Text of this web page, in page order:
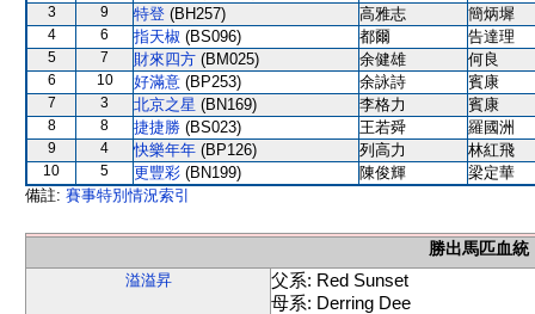
3 9 特登 (BH257) 高雅志 簡炳墀
4 6 指天椒 (BS096) 都爾 告達理
5 7 財來四方 (BM025) 余健雄 何良
6 10 好滿意 (BP253) 余詠詩 賓康
7 3 北京之星 (BN169) 李格力 賓康
8 8 捷捷勝 (BS023) 王若舜 羅國洲
9 4 快樂年年 (BP126) 列高力 林紅飛
10 5 更豐彩 (BN199) 陳俊輝
梁定華
備註: 賽事特別情況索引
勝出馬匹血統
溢溢昇
父系: Red Sunset
母系: Derring Dee